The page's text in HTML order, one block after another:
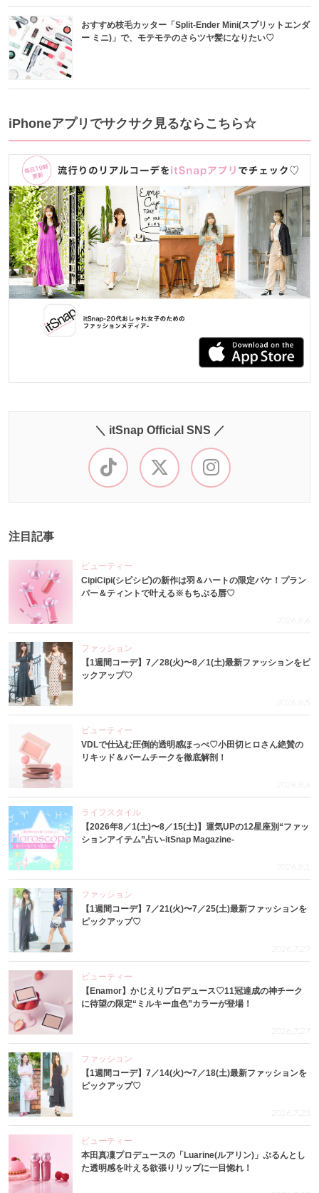
おすすめ枝毛カッター「Split-Ender Mini(スプリットエンダ
ー ミニ)」で、モテモテのさらツヤ髪になりたい♡
iPhoneアプリでサクサク見るならこちら☆
＼ itSnap Official SNS ／
注目記事
ビューティー
CipiCipi(シピシピ)の新作は羽＆ハートの限定パケ！プラン
パー＆ティントで叶える※もちぷる唇♡
2026.8.6
ファッション
【1週間コーデ】7／28(火)〜8／1(土)最新ファッションをピ
ックアップ♡
2026.8.5
ビューティー
VDLで仕込む圧倒的透明感ほっぺ♡小田切ヒロさん絶賛の
リキッド＆バームチークを徹底解剖！
2026.8.4
ライフスタイル
【2026年8／1(土)〜8／15(土)】運気UPの12星座別“ファッ
ションアイテム”占い-itSnap Magazine-
2026.8.1
ファッション
【1週間コーデ】7／21(火)〜7／25(土)最新ファッションを
ピックアップ♡
2026.7.29
ビューティー
【Enamor】かじえりプロデュース♡11冠達成の神チーク
に待望の限定“ミルキー血色”カラーが登場！
2026.7.27
ファッション
【1週間コーデ】7／14(火)〜7／18(土)最新ファッションを
ピックアップ♡
2026.7.23
ビューティー
本田真凜プロデュースの「Luarine(ルアリン)」ぷるんとし
た透明感を叶える欲張りリップに一目惚れ！